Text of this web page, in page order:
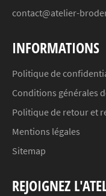
contact@atelier-
INFORMATIONS
Politique de
Conditions générales
Politique de retour et
Mentions légales
Sitemap
REJOIGNEZ